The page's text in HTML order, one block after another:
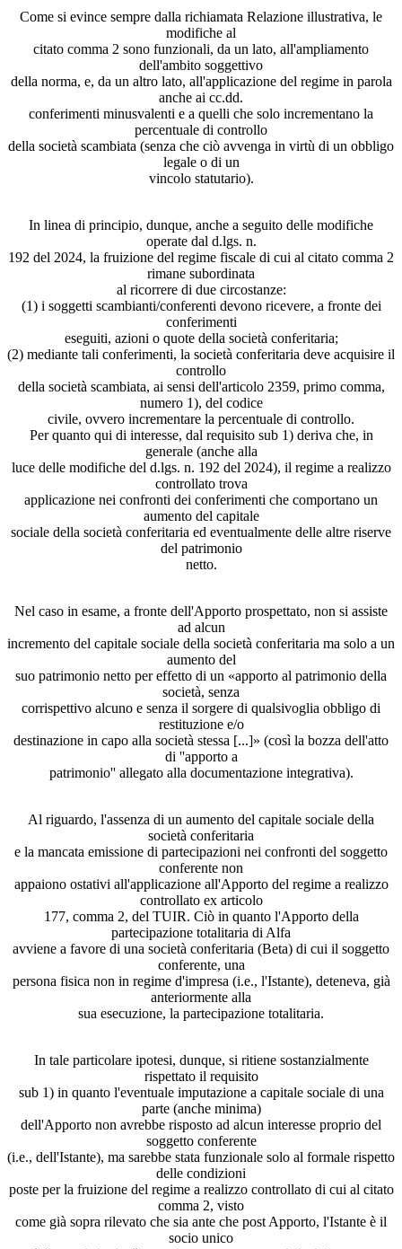
Come si evince sempre dalla richiamata Relazione illustrativa, le
modifiche al
citato comma 2 sono funzionali, da un lato, all'ampliamento
dell'ambito soggettivo
della norma, e, da un altro lato, all'applicazione del regime in parola
anche ai cc.dd.
conferimenti minusvalenti e a quelli che solo incrementano la
percentuale di controllo
della società scambiata (senza che ciò avvenga in virtù di un obbligo
legale o di un
vincolo statutario).
In linea di principio, dunque, anche a seguito delle modifiche
operate dal d.lgs. n.
192 del 2024, la fruizione del regime fiscale di cui al citato comma 2
rimane subordinata
al ricorrere di due circostanze:
(1) i soggetti scambianti/conferenti devono ricevere, a fronte dei
conferimenti
eseguiti, azioni o quote della società conferitaria;
(2) mediante tali conferimenti, la società conferitaria deve acquisire il
controllo
della società scambiata, ai sensi dell'articolo 2359, primo comma,
numero 1), del codice
civile, ovvero incrementare la percentuale di controllo.
Per quanto qui di interesse, dal requisito sub 1) deriva che, in
generale (anche alla
luce delle modifiche del d.lgs. n. 192 del 2024), il regime a realizzo
controllato trova
applicazione nei confronti dei conferimenti che comportano un
aumento del capitale
sociale della società conferitaria ed eventualmente delle altre riserve
del patrimonio
netto.
Nel caso in esame, a fronte dell'Apporto prospettato, non si assiste
ad alcun
incremento del capitale sociale della società conferitaria ma solo a un
aumento del
suo patrimonio netto per effetto di un «apporto al patrimonio della
società, senza
corrispettivo alcuno e senza il sorgere di qualsivoglia obbligo di
restituzione e/o
destinazione in capo alla società stessa [...]» (così la bozza dell'atto
di ''apporto a
patrimonio'' allegato alla documentazione integrativa).
Al riguardo, l'assenza di un aumento del capitale sociale della
società conferitaria
e la mancata emissione di partecipazioni nei confronti del soggetto
conferente non
appaiono ostativi all'applicazione all'Apporto del regime a realizzo
controllato ex articolo
177, comma 2, del TUIR. Ciò in quanto l'Apporto della
partecipazione totalitaria di Alfa
avviene a favore di una società conferitaria (Beta) di cui il soggetto
conferente, una
persona fisica non in regime d'impresa (i.e., l'Istante), deteneva, già
anteriormente alla
sua esecuzione, la partecipazione totalitaria.
In tale particolare ipotesi, dunque, si ritiene sostanzialmente
rispettato il requisito
sub 1) in quanto l'eventuale imputazione a capitale sociale di una
parte (anche minima)
dell'Apporto non avrebbe risposto ad alcun interesse proprio del
soggetto conferente
(i.e., dell'Istante), ma sarebbe stata funzionale solo al formale rispetto
delle condizioni
poste per la fruizione del regime a realizzo controllato di cui al citato
comma 2, visto
come già sopra rilevato che sia ante che post Apporto, l'Istante è il
socio unico